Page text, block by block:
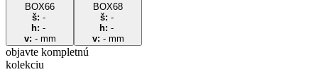
BOX66
š: -
h: -
v: -mm
BOX68
š: -
h: -
v: -mm
objavte kompletnú
kolekciu